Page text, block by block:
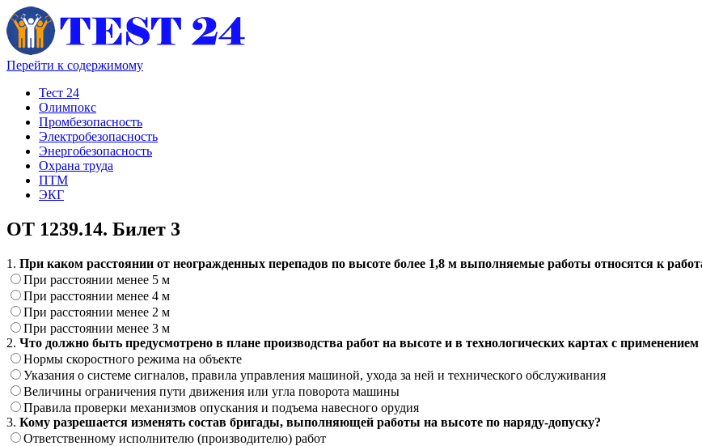
Перейти к содержимому
Тест 24
Олимпокс
Промбезопасность
Электробезопасность
Энергобезопасность
Охрана труда
ПТМ
ЭКГ
ОТ 1239.14. Билет 3
1. При каком расстоянии от неогражденных перепадов по высоте более 1,8 м выполняемые работы относятся к
При расстоянии менее 5 м
При расстоянии менее 4 м
При расстоянии менее 2 м
При расстоянии менее 3 м
2. Что должно быть предусмотрено в плане производства работ на высоте и в технологических картах с
Нормы скоростного режима на объекте
Указания о системе сигналов, правила управления машиной, ухода за ней и технического обслуживания
Величины ограничения пути движения или угла поворота машины
Правила проверки механизмов опускания и подъема навесного орудия
3. Кому разрешается изменять состав бригады, выполняющей работы на высоте по наряду-допуску?
Ответственному исполнителю (производителю) работ